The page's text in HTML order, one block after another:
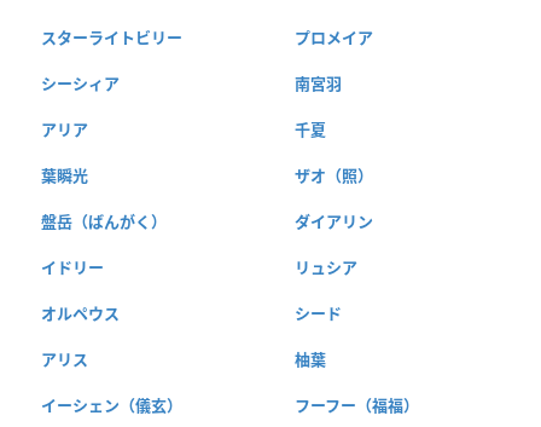
スターライトビリー プロメイア
シーシィア 南宮羽
アリア 千夏
葉瞬光 ザオ（照）
盤岳（ばんがく） ダイアリン
イドリー リュシア
オルペウス シード
アリス 柚葉
イーシェン（儀玄） フーフー（福福）